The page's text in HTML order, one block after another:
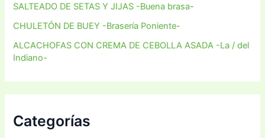
SALTEADO DE SETAS Y JIJAS -Buena brasa-
CHULETÓN DE BUEY -Brasería Poniente-
ALCACHOFAS CON CREMA DE CEBOLLA ASADA -La / del
Indiano-
Categorías